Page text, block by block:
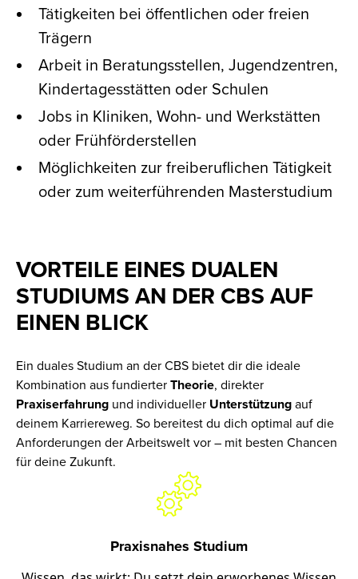
Tätigkeiten bei öffentlichen oder freien
Trägern
Arbeit in Beratungsstellen, Jugendzentren,
Kindertagesstätten oder Schulen
Jobs in Kliniken, Wohn- und Werkstätten
oder Frühförderstellen
Möglichkeiten zur freiberuflichen Tätigkeit
oder zum weiterführenden Masterstudium
VORTEILE EINES DUALEN
STUDIUMS AN DER CBS AUF
EINEN BLICK
Ein duales Studium an der CBS bietet dir die ideale
Kombination aus fundierter Theorie, direkter
Praxiserfahrung und individueller Unterstützung auf
deinem Karriereweg. So bereitest du dich optimal auf die
Anforderungen der Arbeitswelt vor – mit besten Chancen
für deine Zukunft.
Praxisnahes Studium